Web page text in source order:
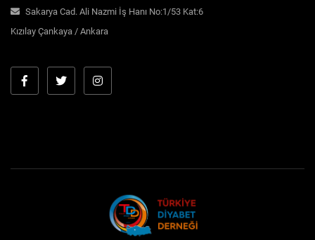
Sakarya Cad. Ali Nazmi İş Hanı No:1/53 Kat:6
Kızılay Çankaya / Ankara